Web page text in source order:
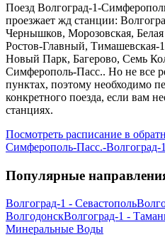
Поезд Волгоград-1-
проезжает жд станции:
Чернышков, Морозовская,
Ростов-Главный,
Новый Парк, Багерово, Семь
Симферополь-Пасс.. Но не все
пунктах, поэтому необходимо
конкретного поезда, если вам
станциях.
Посмотреть расписание в
Симферополь-Пасс.-Волгоград-1
Популярные
Волгоград-1 - Севастополь
ВолгодонскВолгоград-1 -
Минеральные Воды